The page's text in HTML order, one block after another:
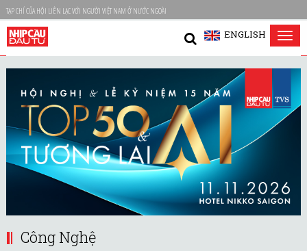
TẠP CHÍ CỦA HỘI LIÊN LẠC VỚI NGƯỜI VIỆT NAM Ở NƯỚC NGOÀI
ENGLISH
Công Nghệ